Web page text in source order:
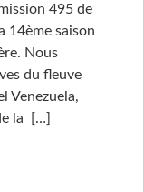
495 de
14ème saison
Nous
du fleuve
Venezuela,
la
[…]